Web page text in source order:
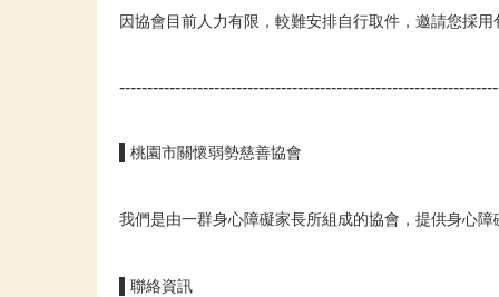
因協會目前人力有限，較難安排自行取件，邀請您採
▌桃園市關懷弱勢慈善協會
我們是由一群身心障礙家長所組成的協會，提供身心
▌聯絡資訊